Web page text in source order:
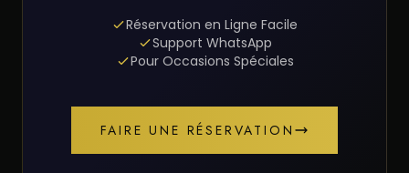
Réservation en Ligne Facile
Support WhatsApp
Pour Occasions Spéciales
FAIRE UNE RÉSERVATION